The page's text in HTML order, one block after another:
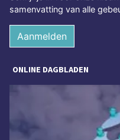
samenvatting van alle
Aanmelden
ONLINE DAGBLADEN